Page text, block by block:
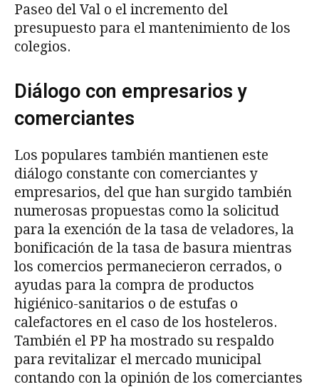
Paseo del Val o el incremento del
presupuesto para el mantenimiento de los
colegios.
Diálogo con empresarios y
comerciantes
Los populares también mantienen este
diálogo constante con comerciantes y
empresarios, del que han surgido también
numerosas propuestas como la solicitud
para la exención de la tasa de veladores, la
bonificación de la tasa de basura mientras
los comercios permanecieron cerrados, o
ayudas para la compra de productos
higiénico-sanitarios o de estufas o
calefactores en el caso de los hosteleros.
También el PP ha mostrado su respaldo
para revitalizar el mercado municipal
contando con la opinión de los comerciantes